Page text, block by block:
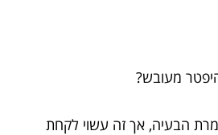
מעובש?
הבעיה, אך זה עשוי לקחת